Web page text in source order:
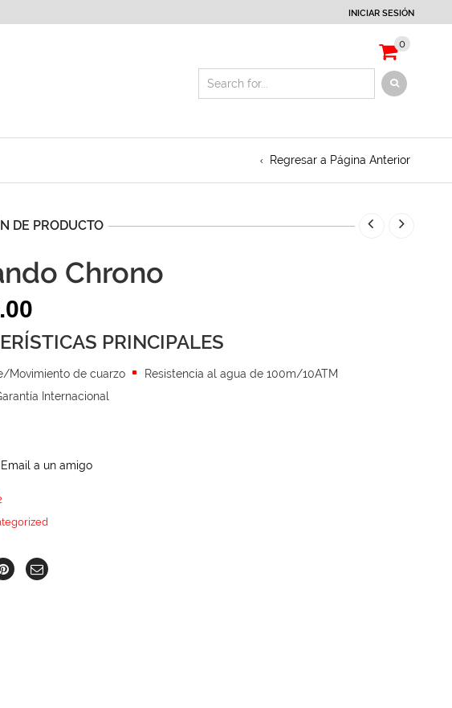
INICIAR SESIÓN
0
Regresar a Página Anterior
DE PRODUCTO
Chrono
PRINCIPALES
Movimiento de cuarzo
Resistencia al agua de 100m/10ATM
Internacional
a un amigo